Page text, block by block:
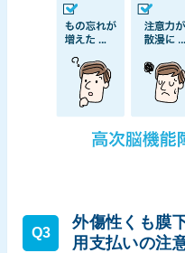
Q3
外傷性くも膜
用支払いの注